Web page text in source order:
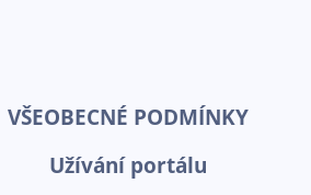
VŠEOBECNÉ PODMÍNKY
Užívání portálu